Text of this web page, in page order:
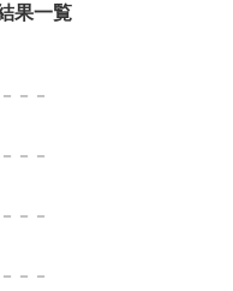
果一覧
－－
－－
－－
－－